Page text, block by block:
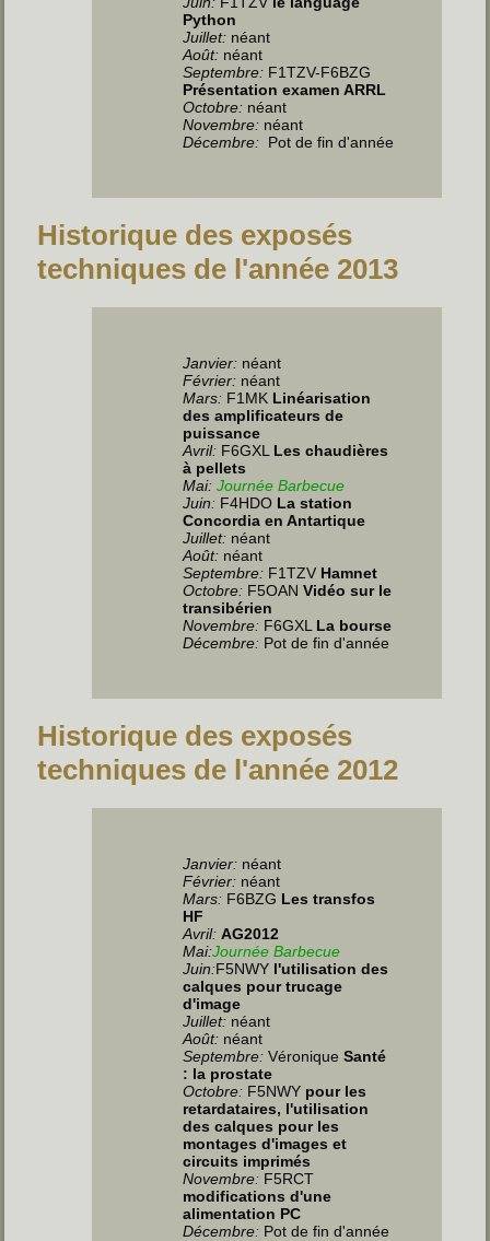
Python
Juillet: néant
Août: néant
Septembre: F1TZV-F6BZG
Présentation examen ARRL
Octobre: néant
Novembre: néant
Décembre: Pot de fin d'année
Historique des exposés
techniques de l'année 2013
Janvier: néant
Février: néant
Mars: F1MK Linéarisation
des amplificateurs de
puissance
Avril: F6GXL Les chaudières
à pellets
Mai: Journée Barbecue
Juin: F4HDO La station
Concordia en Antartique
Juillet: néant
Août: néant
Septembre: F1TZV Hamnet
Octobre: F5OANVidéo sur le
transibérien
Novembre: F6GXL La bourse
Décembre: Pot de fin d'année
Historique des exposés
techniques de l'année 2012
Janvier: néant
Février: néant
Mars: F6BZG Les transfos
HF
Avril: AG2012
Mai:Journée Barbecue
Juin:F5NWY l'utilisation des
calques pour trucage
d'image
Juillet: néant
Août: néant
Septembre: VéroniqueSanté
: la prostate
Octobre: F5NWY pour les
retardataires, l'utilisation
des calques pour les
montages d'images et
circuits imprimés
Novembre: F5RCT
modifications d'une
alimentation PC
Décembre: Pot de fin d'année